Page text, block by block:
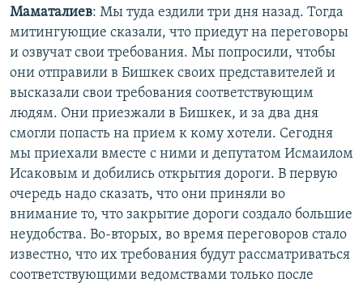
Маматалиев: Мы туда ездили три дня назад. Тогда
митингующие сказали, что приедут на переговоры
и озвучат свои требования. Мы попросили, чтобы
они отправили в Бишкек своих представителей и
высказали свои требования соответствующим
людям. Они приезжали в Бишкек, и за два дня
смогли попасть на прием к кому хотели. Сегодня
мы приехали вместе с ними и депутатом Исмаилом
Исаковым и добились открытия дороги. В первую
очередь надо сказать, что они приняли во
внимание то, что закрытие дороги создало большие
неудобства. Во-вторых, во время переговоров стало
известно, что их требования будут рассматриваться
соответствующими ведомствами только после